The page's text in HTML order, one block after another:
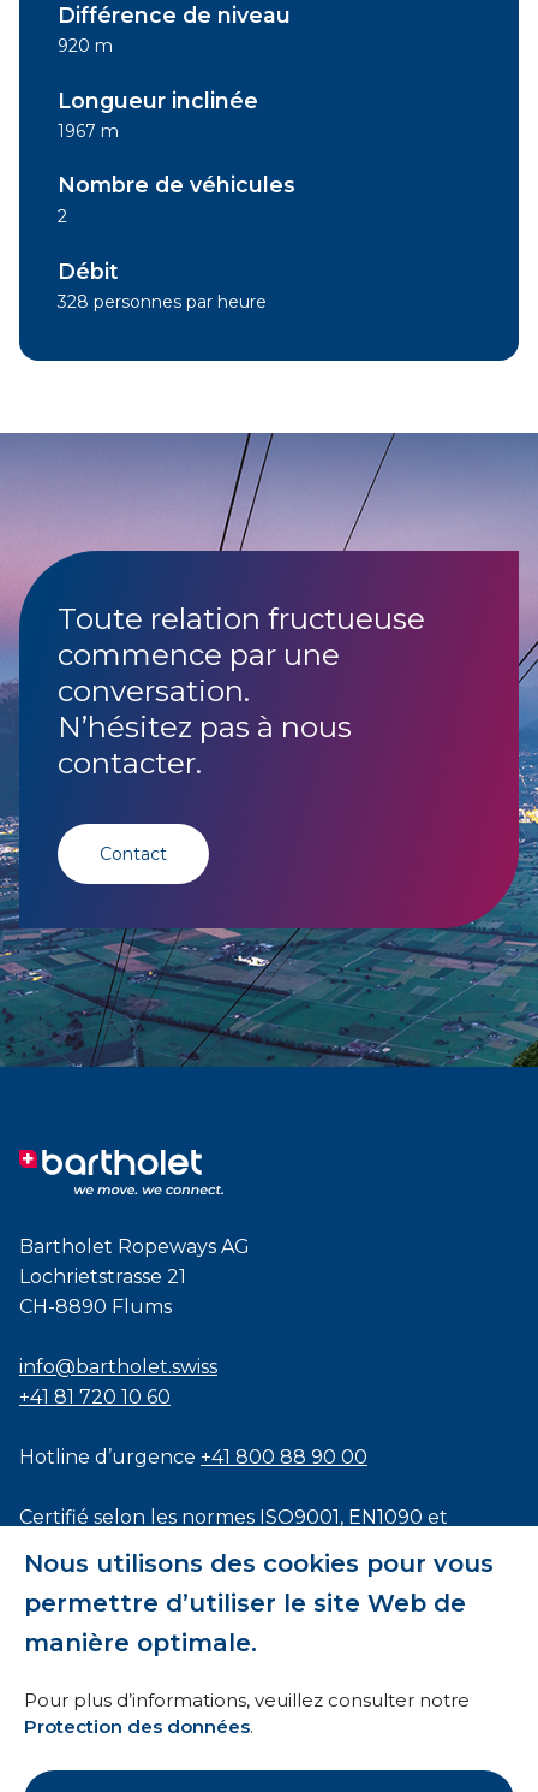
Nous utilisons des cookies pour vous
permettre d’utiliser le site Web de
manière optimale.
Pour plus d’informations, veuillez consulter notre
Protection des données.
Différence de niveau
920 m
Longueur inclinée
1967 m
Nombre de véhicules
2
Débit
328 personnes par heure
Toute relation fructueuse
commence par une
conversation.
N’hésitez pas à nous
contacter.
Contact
Bartholet Ropeways AG
Lochrietstrasse 21
CH-8890 Flums
info@bartholet.swiss
+41 81 720 10 60
Hotline d’urgence +41 800 88 90 00
Certifié selon les normes ISO9001, EN1090 et
Conditions générales